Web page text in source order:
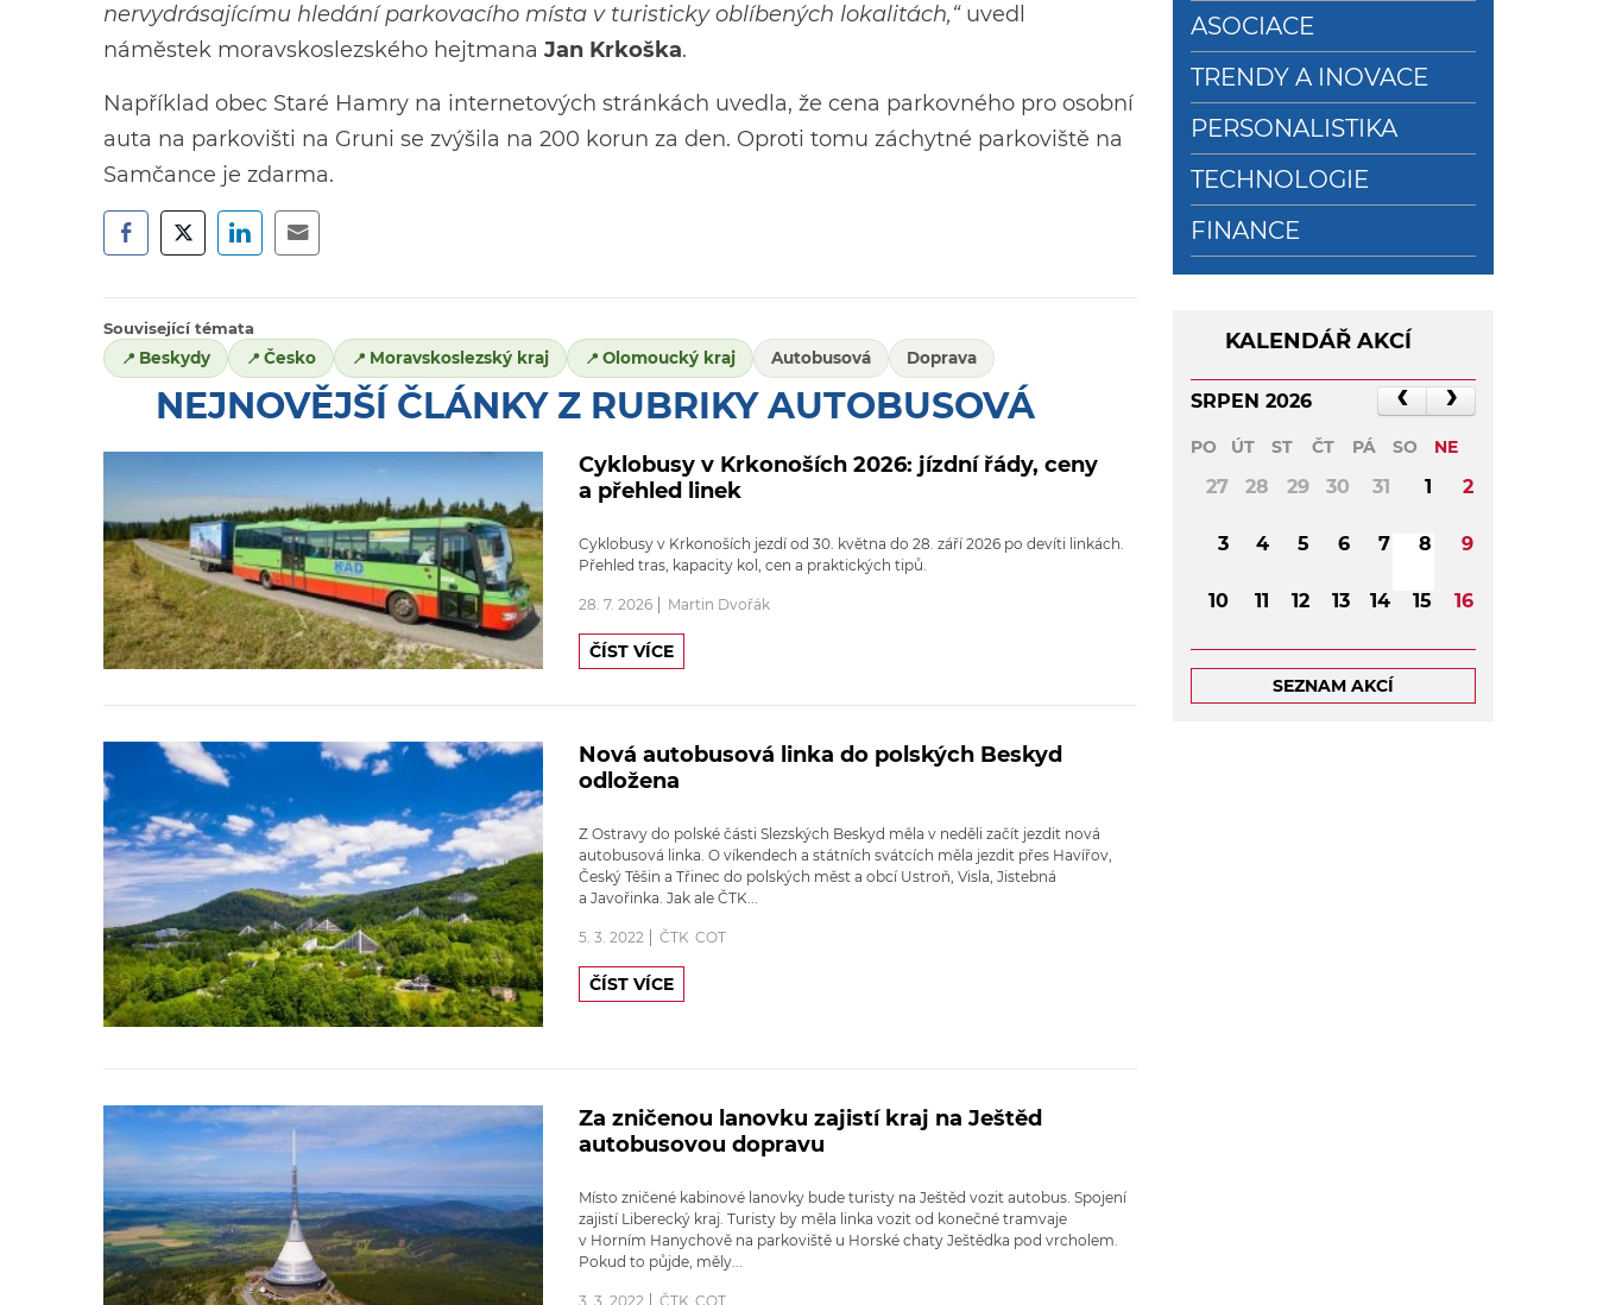
nervydrásajícímu hledání parkovacího místa v turisticky oblíbených lokalitách,“uvedl
náměstek moravskoslezského hejtmana Jan Krkoška.
Například obec Staré Hamry na internetových stránkách uvedla, že cena parkovného pro osobní
auta na parkovišti na Gruni se zvýšila na 200 korun za den. Oproti tomu záchytné parkoviště na
Samčance je zdarma.
Související témata
Beskydy
Česko Moravskoslezský kraj Olomoucký kraj Autobusová Doprava
NEJNOVĚJŠÍ ČLÁNKY Z RUBRIKY AUTOBUSOVÁ
Cyklobusy v Krkonoších 2026: jízdní řády, ceny
a přehled linek
Cyklobusy v Krkonoších jezdí od 30. května do 28. září 2026 po devíti linkách.
Přehled tras, kapacity kol, cen a praktických tipů.
28. 7. 2026 Martin Dvořák
ČÍST VÍCE
Nová autobusová linka do polských Beskyd
odložena
Z Ostravy do polské části Slezských Beskyd měla v neděli začít jezdit nová
autobusová linka. O víkendech a státních svátcích měla jezdit přes Havířov,
Český Těšin a Třinec do polských měst a obcí Ustroň, Visla, Jistebná
a Javořinka. Jak ale ČTK...
5. 3. 2022 ČTK COT
ČÍST VÍCE
Za zničenou lanovku zajistí kraj na Ještěd
autobusovou dopravu
Místo zničené kabinové lanovky bude turisty na Ještěd vozit autobus. Spojení
zajistí Liberecký kraj. Turisty by měla linka vozit od konečné tramvaje
v Horním Hanychově na parkoviště u Horské chaty Ještědka pod vrcholem.
Pokud to půjde, měly...
3. 3. 2022 ČTK COT
ASOCIACE
TRENDY A INOVACE
PERSONALISTIKA
TECHNOLOGIE
FINANCE
KALENDÁŘ AKCÍ
SRPEN 2026
PO ÚT ST ČT PÁ SO NE
27 28 29 30 31 1 2
3 4 5 6 7 8 9
10 11 12 13 14 15 16
17 18 19 20 21 22 23
SEZNAM AKCÍ